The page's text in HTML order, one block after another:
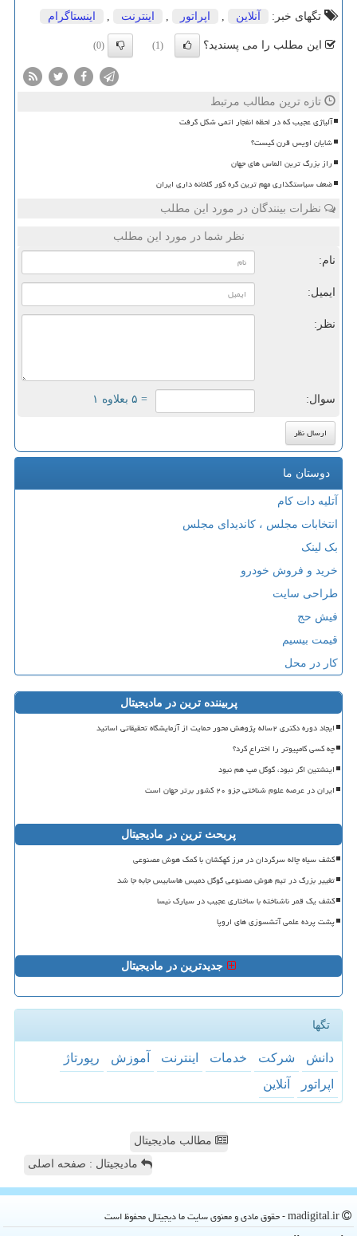
تگهای خبر:
آنلاین اپراتور اینترنت اینستاگرام
این مطلب را می پسندید؟ (1)
(0)
تازه ترین مطالب مرتبط
آلیاژی عجیب که در لحظه انفجار اتمی شکل گرفت
شایان اویس قرن کیست؟
راز بزرگ ترین الماس های جهان
ضعف سیاستگذاری مهم ترین گره کور گلخانه داری ایران
نظرات بینندگان در مورد این مطلب
نظر شما در مورد این مطلب
نام:
ایمیل:
نظر:
سوال: = ۵ بعلاوه ۱
دوستان ما
آتلیه دات کام
انتخابات مجلس ، کاندیدای مجلس
بک لینک
خرید و فروش خودرو
طراحی سایت
فیش حج
قیمت بیسیم
کار در محل
پربیننده ترین در مادیجیتال
ایجاد دوره دکتری ۲ساله پژوهش محور حمایت از آزمایشگاه تحقیقاتی اساتید
چه کسی کامپیوتر را اختراع کرد؟
اینشتین اگر نبود، گوگل مپ هم نبود
ایران در عرصه علوم شناختی جزو ۲۰ کشور برتر جهان است
پربحث ترین در مادیجیتال
کشف سیاه چاله سرگردان در مرز کهکشان با کمک هوش مصنوعی
تغییر بزرگ در تیم هوش مصنوعی گوگل دمیس هاسابیس جابه جا شد
کشف یک قمر ناشناخته با ساختاری عجیب در سیارک نیسا
پشت پرده علمی آتشسوزی های اروپا
جدیدترین در مادیجیتال
تگها
دانش شركت خدمات اینترنت آموزش
رپورتاژ
اپراتور
آنلاین
مطالب مادیجیتال
مادیجیتال : صفحه اصلی